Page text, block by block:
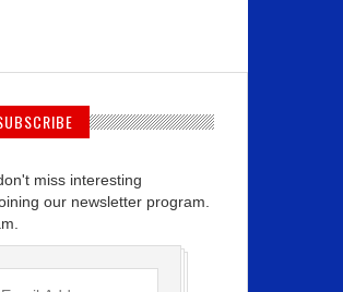
miss interesting
our newsletter program.